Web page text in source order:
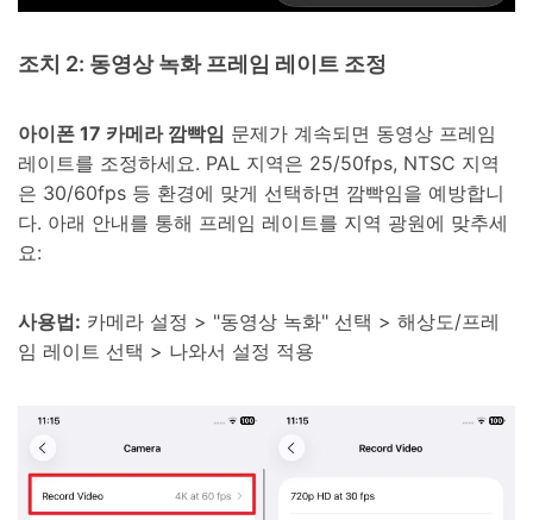
조치 2: 동영상 녹화 프레임 레이트 조정
아이폰 17 카메라 깜빡임 문제가 계속되면 동영상 프레임
레이트를 조정하세요. PAL 지역은 25/50fps, NTSC 지역
은 30/60fps 등 환경에 맞게 선택하면 깜빡임을 예방합니
다. 아래 안내를 통해 프레임 레이트를 지역 광원에 맞추세
요:
사용법: 카메라 설정 > "동영상 녹화" 선택 > 해상도/프레
임 레이트 선택 > 나와서 설정 적용